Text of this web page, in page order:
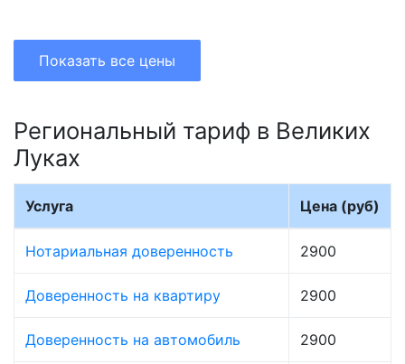
Показать все цены
Региональный тариф в Великих
Луках
Услуга Цена (руб)
Нотариальная доверенность 2900
Доверенность на квартиру 2900
Доверенность на автомобиль 2900